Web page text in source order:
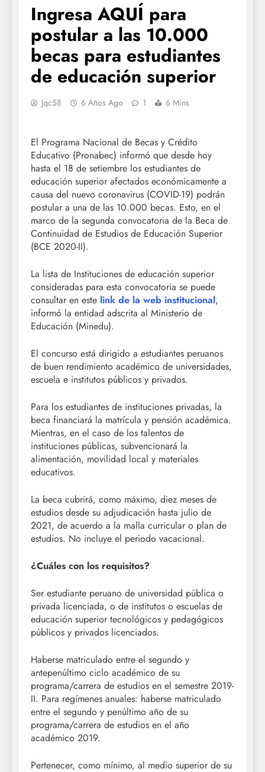
Ingresa AQUÍ para
postular a las 10.000
becas para estudiantes
de educación superior
Jqc58 6 Años Ago 1 6 Mins
El Programa Nacional de Becas y Crédito
Educativo (Pronabec) informó que desde hoy
hasta el 18 de setiembre los estudiantes de
educación superior afectados económicamente a
causa del nuevo coronavirus (COVID-19) podrán
postular a una de las 10.000 becas. Esto, en el
marco de la segunda convocatoria de la Beca de
Continuidad de Estudios de Educación Superior
(BCE 2020-II).
La lista de Instituciones de educación superior
consideradas para esta convocatoria se puede
consultar en este link de la web institucional,
informó la entidad adscrita al Ministerio de
Educación (Minedu).
El concurso está dirigido a estudiantes peruanos
de buen rendimiento académico de universidades,
escuela e institutos públicos y privados.
Para los estudiantes de instituciones privadas, la
beca financiará la matrícula y pensión académica.
Mientras, en el caso de los talentos de
instituciones públicas, subvencionará la
alimentación, movilidad local y materiales
educativos.
La beca cubrirá, como máximo, diez meses de
estudios desde su adjudicación hasta julio de
2021, de acuerdo a la malla curricular o plan de
estudios. No incluye el periodo vacacional.
¿Cuáles con los requisitos?
Ser estudiante peruano de universidad pública o
privada licenciada, o de institutos o escuelas de
educación superior tecnológicos y pedagógicos
públicos y privados licenciados.
Haberse matriculado entre el segundo y
antepenúltimo ciclo académico de su
programa/carrera de estudios en el semestre 2019-
II. Para regímenes anuales: haberse matriculado
entre el segundo y penúltimo año de su
programa/carrera de estudios en el año
académico 2019.
Pertenecer, como mínimo, al medio superior de su